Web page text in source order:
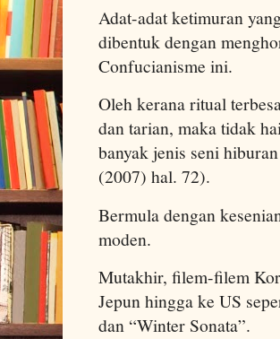
Adat-adat ketimuran
dibentuk dengan
Confucianisme ini.
Oleh kerana ritual
dan tarian, maka tidak
banyak jenis seni
(2007) hal. 72).
Bermula dengan
moden.
Mutakhir, filem-filem
Jepun hingga ke US
dan “Winter Sonata”.